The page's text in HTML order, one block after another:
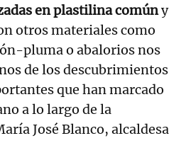
en plastilina comúny
otros materiales como
pluma o abalorios nos
de los descubrimientos
que han marcado
a lo largo de la
José Blanco, alcaldesa